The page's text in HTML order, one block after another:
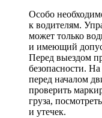
Особо
к водителям.
может только
и имеющий
Перед выездом
безопасности.
перед началом
проверить
груза,
и утечек.